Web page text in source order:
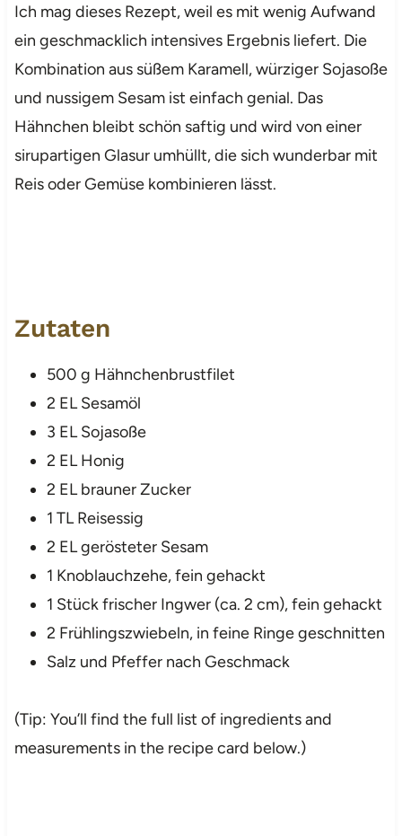
Ich mag dieses Rezept, weil es mit wenig Aufwand
ein geschmacklich intensives Ergebnis liefert. Die
Kombination aus süßem Karamell, würziger Sojasoße
und nussigem Sesam ist einfach genial. Das
Hähnchen bleibt schön saftig und wird von einer
sirupartigen Glasur umhüllt, die sich wunderbar mit
Reis oder Gemüse kombinieren lässt.
Zutaten
500 g Hähnchenbrustfilet
2 EL Sesamöl
3 EL Sojasoße
2 EL Honig
2 EL brauner Zucker
1 TL Reisessig
2 EL gerösteter Sesam
1 Knoblauchzehe, fein gehackt
1 Stück frischer Ingwer (ca. 2 cm), fein gehackt
2 Frühlingszwiebeln, in feine Ringe geschnitten
Salz und Pfeffer nach Geschmack
(Tip: You’ll find the full list of ingredients and
measurements in the recipe card below.)